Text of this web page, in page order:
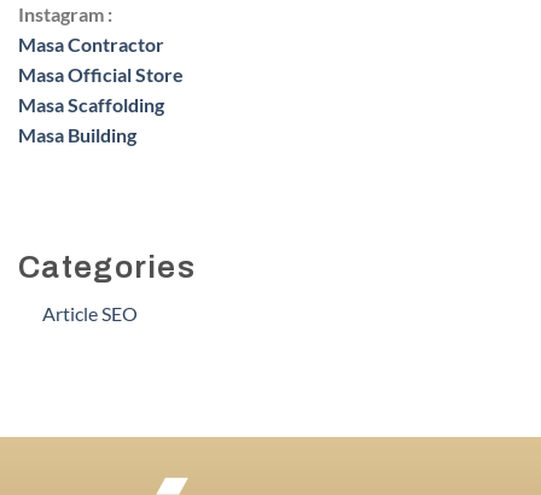
Instagram :
Masa Contractor
Masa Official Store
Masa Scaffolding
Masa Building
Categories
Article SEO